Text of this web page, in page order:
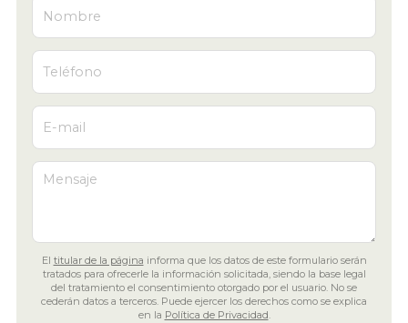
Nombre
Teléfono
E-mail
Mensaje
El titular de la página informa que los datos de este formulario serán
tratados para ofrecerle la información solicitada, siendo la base legal
del tratamiento el consentimiento otorgado por el usuario. No se
cederán datos a terceros. Puede ejercer los derechos como se explica
en la Política de Privacidad.